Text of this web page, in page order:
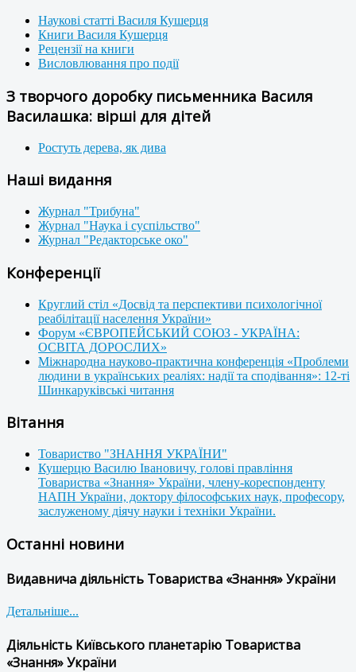
Наукові статті Василя Кушерця
Книги Василя Кушерця
Рецензії на книги
Висловлювання про події
З творчого доробку письменника Василя
Василашка: вірші для дітей
Ростуть дерева, як дива
Наші видання
Журнал "Трибуна"
Журнал "Наука і суспільство"
Журнал "Редакторське око"
Конференції
Круглий стіл «Досвід та перспективи психологічної
реабілітації населення України»
Форум «ЄВРОПЕЙСЬКИЙ СОЮЗ - УКРАЇНА:
ОСВІТА ДОРОСЛИХ»
Міжнародна науково-практична конференція «Проблеми
людини в українських реаліях: надії та сподівання»: 12-ті
Шинкаруківські читання
Вітання
Товариство "ЗНАННЯ УКРАЇНИ"
Кушерцю Василю Івановичу, голові правління
Товариства «Знання» України, члену-кореспонденту
НАПН України, доктору філософських наук, професору,
заслуженому діячу науки і техніки України.
Останні новини
Видавнича діяльність Товариства «Знання» України
Детальніше...
Діяльність Київського планетарію Товариства
«Знання» України